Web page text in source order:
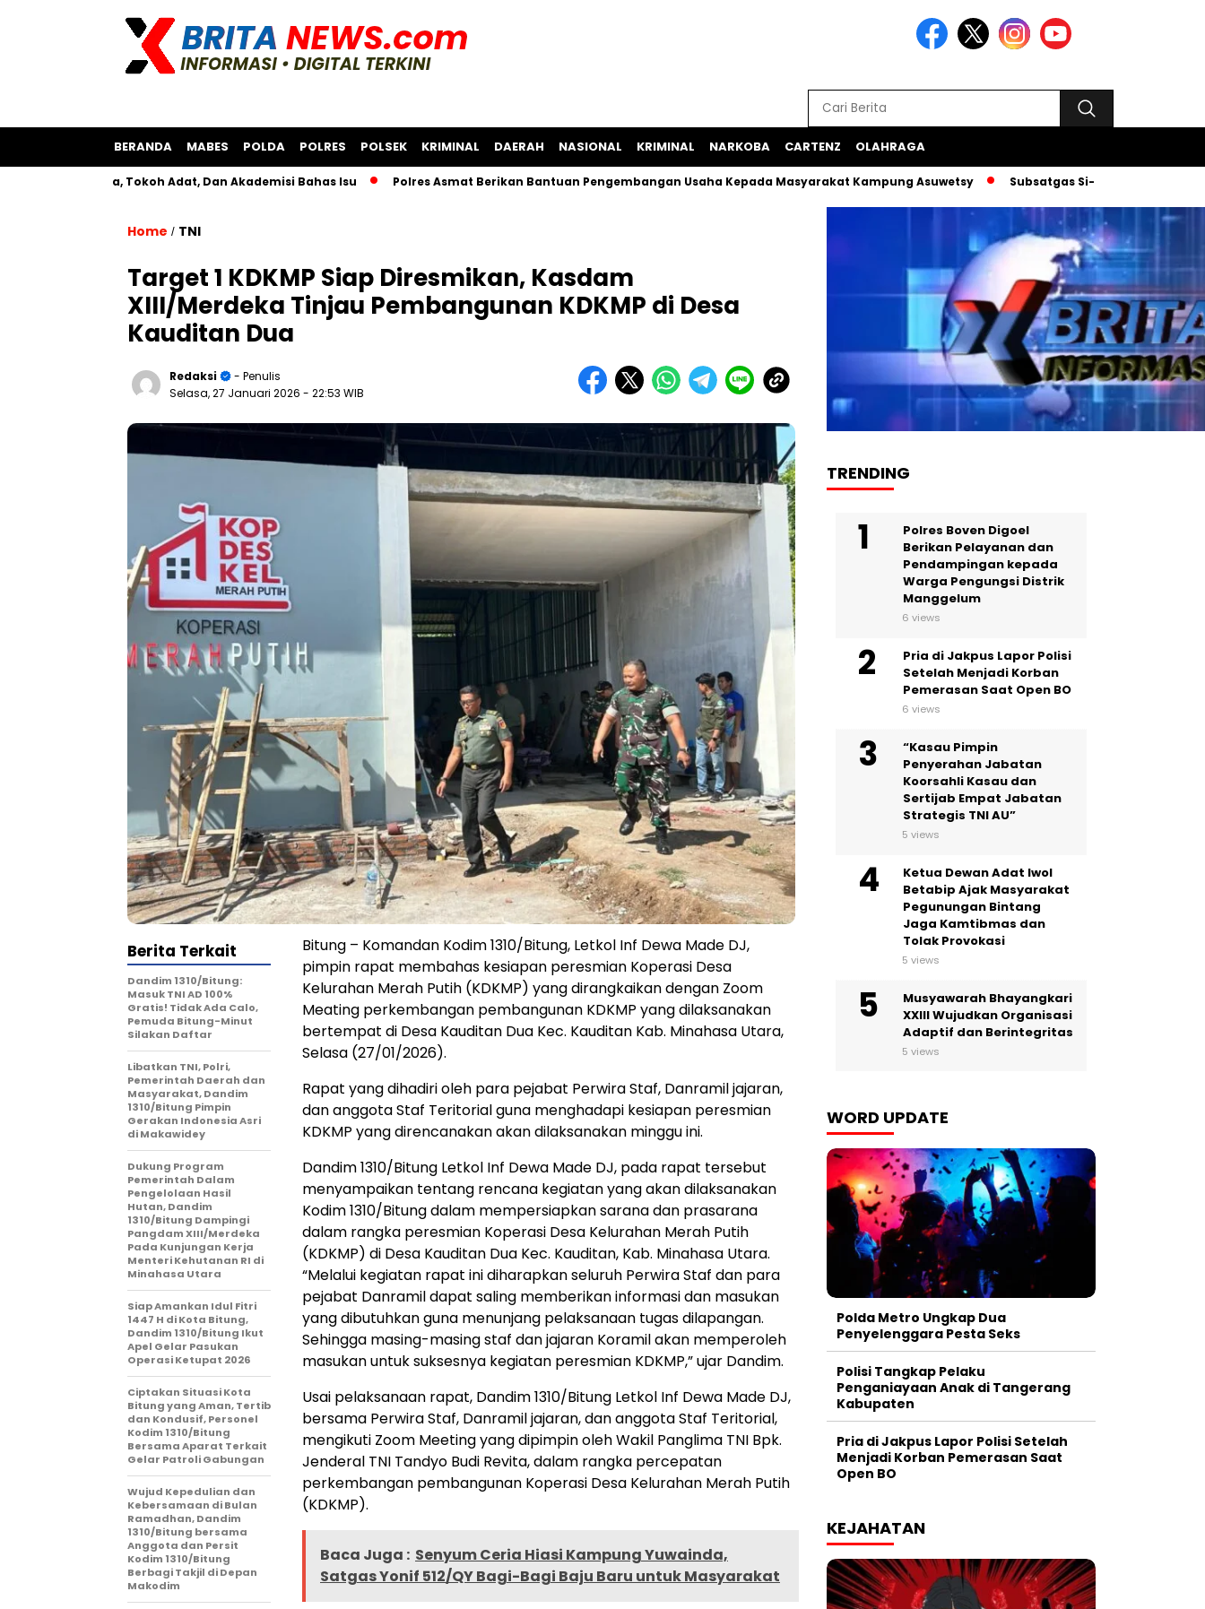
BERANDA MABES POLDA POLRES POLSEK KRIMINAL DAERAH NASIONAL KRIMINAL NARKOBA CARTENZ OLAHRAGA
Bksda, Tokoh Adat, Dan Akademisi Bahas Isu Polres Asmat Berikan Bantuan Pengembangan Usaha Kepada Masyarakat Kampung Asuwetsy Subsatgas Si-Ipar Terus Konsisten
Home / TNI
Target 1 KDKMP Siap Diresmikan, Kasdam
XIII/Merdeka Tinjau Pembangunan KDKMP di Desa
Kauditan Dua
Redaksi
- Penulis
Selasa, 27 Januari 2026 - 22:53 WIB
Bitung – Komandan Kodim 1310/Bitung, Letkol Inf Dewa Made DJ,
pimpin rapat membahas kesiapan peresmian Koperasi Desa
Kelurahan Merah Putih (KDKMP) yang dirangkaikan dengan Zoom
Meating perkembangan pembangunan KDKMP yang dilaksanakan
bertempat di Desa Kauditan Dua Kec. Kauditan Kab. Minahasa Utara,
Selasa (27/01/2026).
Rapat yang dihadiri oleh para pejabat Perwira Staf, Danramil jajaran,
dan anggota Staf Teritorial guna menghadapi kesiapan peresmian
KDKMP yang direncanakan akan dilaksanakan minggu ini.
Dandim 1310/Bitung Letkol Inf Dewa Made DJ, pada rapat tersebut
menyampaikan tentang rencana kegiatan yang akan dilaksanakan
Kodim 1310/Bitung dalam mempersiapkan sarana dan prasarana
dalam rangka peresmian Koperasi Desa Kelurahan Merah Putih
(KDKMP) di Desa Kauditan Dua Kec. Kauditan, Kab. Minahasa Utara.
“Melalui kegiatan rapat ini diharapkan seluruh Perwira Staf dan para
pejabat Danramil dapat saling memberikan informasi dan masukan
yang dibutuhkan guna menunjang pelaksanaan tugas dilapangan.
Sehingga masing-masing staf dan jajaran Koramil akan memperoleh
masukan untuk suksesnya kegiatan peresmian KDKMP,” ujar Dandim.
Usai pelaksanaan rapat, Dandim 1310/Bitung Letkol Inf Dewa Made DJ,
bersama Perwira Staf, Danramil jajaran, dan anggota Staf Teritorial,
mengikuti Zoom Meeting yang dipimpin oleh Wakil Panglima TNI Bpk.
Jenderal TNI Tandyo Budi Revita, dalam rangka percepatan
perkembangan pembangunan Koperasi Desa Kelurahan Merah Putih
(KDKMP).
Baca Juga : Senyum Ceria Hiasi Kampung Yuwainda,
Satgas Yonif 512/QY Bagi-Bagi Baju Baru untuk Masyarakat
Berita Terkait
Dandim 1310/Bitung:
Masuk TNI AD 100%
Gratis! Tidak Ada Calo,
Pemuda Bitung-Minut
Silakan Daftar
Libatkan TNI, Polri,
Pemerintah Daerah dan
Masyarakat, Dandim
1310/Bitung Pimpin
Gerakan Indonesia Asri
di Makawidey
Dukung Program
Pemerintah Dalam
Pengelolaan Hasil
Hutan, Dandim
1310/Bitung Dampingi
Pangdam XIII/Merdeka
Pada Kunjungan Kerja
Menteri Kehutanan RI di
Minahasa Utara
Siap Amankan Idul Fitri
1447 H di Kota Bitung,
Dandim 1310/Bitung Ikut
Apel Gelar Pasukan
Operasi Ketupat 2026
Ciptakan Situasi Kota
Bitung yang Aman, Tertib
dan Kondusif, Personel
Kodim 1310/Bitung
Bersama Aparat Terkait
Gelar Patroli Gabungan
Wujud Kepedulian dan
Kebersamaan di Bulan
Ramadhan, Dandim
1310/Bitung bersama
Anggota dan Persit
Kodim 1310/Bitung
Berbagi Takjil di Depan
Makodim
TRENDING
Polres Boven Digoel
Berikan Pelayanan dan
Pendampingan kepada
Warga Pengungsi Distrik
Manggelum
6 views
Pria di Jakpus Lapor Polisi
Setelah Menjadi Korban
Pemerasan Saat Open BO
6 views
“Kasau Pimpin
Penyerahan Jabatan
Koorsahli Kasau dan
Sertijab Empat Jabatan
Strategis TNI AU”
5 views
Ketua Dewan Adat Iwol
Betabip Ajak Masyarakat
Pegunungan Bintang
Jaga Kamtibmas dan
Tolak Provokasi
5 views
Musyawarah Bhayangkari
XXIII Wujudkan Organisasi
Adaptif dan Berintegritas
5 views
WORD UPDATE
Polda Metro Ungkap Dua
Penyelenggara Pesta Seks
Polisi Tangkap Pelaku
Penganiayaan Anak di Tangerang
Kabupaten
Pria di Jakpus Lapor Polisi Setelah
Menjadi Korban Pemerasan Saat
Open BO
KEJAHATAN